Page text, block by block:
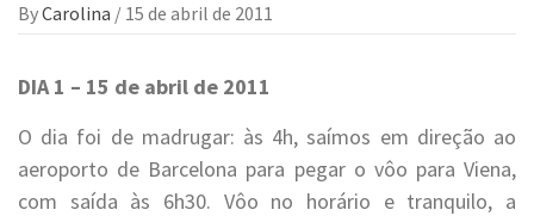
ByCarolina / 15 de abril de 2011
DIA 1 – 15 de abril de 2011
O dia foi de madrugar: às 4h, saímos em direção ao
aeroporto de Barcelona para pegar o vôo para Viena,
com saída às 6h30. Vôo no horário e tranquilo, a